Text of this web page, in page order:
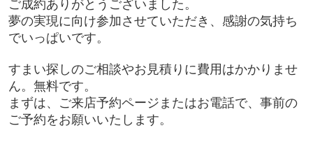
ご成約ありがとうございました。
夢の実現に向け参加させていただき、感謝の気持ち
でいっぱいです。
すまい探しのご相談やお見積りに費用はかかりませ
ん。無料です。
まずは、ご来店予約ページまたはお電話で、事前の
ご予約をお願いいたします。